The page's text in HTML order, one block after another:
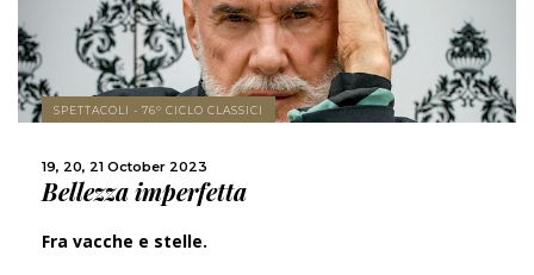
SPETTACOLI - 76° CICLO CLASSICI
19, 20, 21 October 2023
Bellezza imperfetta
Fra vacche e stelle.